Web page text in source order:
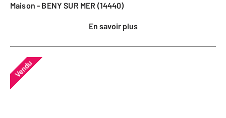
Maison - BENY SUR MER (14440)
En savoir plus
Vendu